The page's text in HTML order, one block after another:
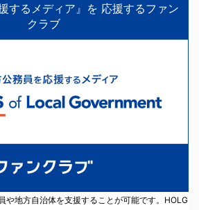
するメディア』を 応援するファン
クラブ
や地方自治体を支援することが可能です。HOLG